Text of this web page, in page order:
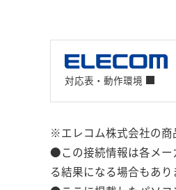
対応表・動作環境
※エレコム株式会社の商
●この接続情報は各メー
る結果になる場合もあ